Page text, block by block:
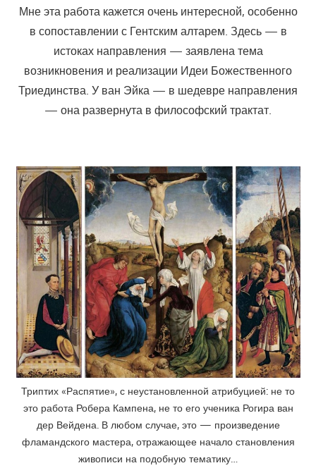
Мне эта работа кажется очень интересной, особенно
в сопоставлении с Гентским алтарем. Здесь — в
истоках направления — заявлена тема
возникновения и реализации Идеи Божественного
Триединства. У ван Эйка — в шедевре направления
— она развернута в философский трактат.
Триптих «Распятие», с неустановленной атрибуцией: не то
это работа Робера Кампена, не то его ученика Рогира ван
дер Вейдена. В любом случае, это — произведение
фламандского мастера, отражающее начало становления
живописи на подобную тематику…